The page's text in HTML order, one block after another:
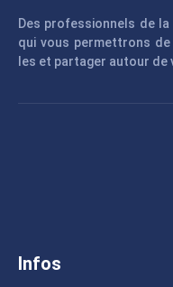
Des professionnels de
qui vous permettrons
les et partager autour de
Infos